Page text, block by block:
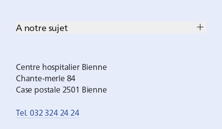
A notre sujet
Centre hospitalier Bienne
Chante-merle 84
Case postale 2501 Bienne
Tel. 032 324 24 24